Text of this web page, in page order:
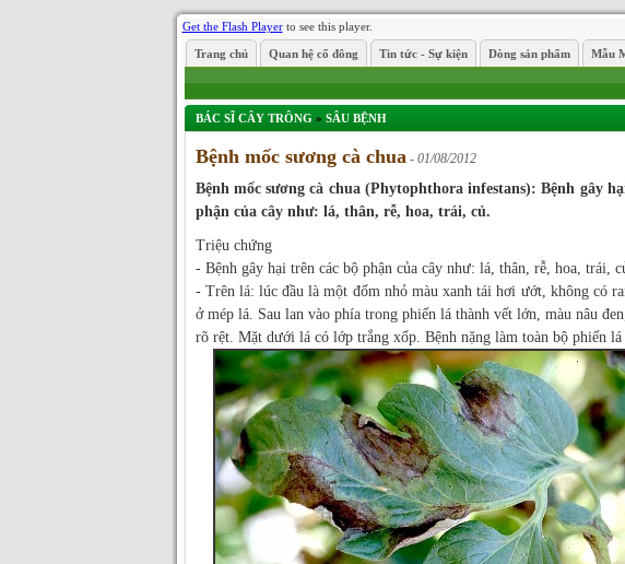
Get the Flash Playerto see this player.
Trang chủ Quan hệ cổ đông Tin tức - Sự kiện Dòng sản phẩm Mẫu
BÁC SĨ CÂY TRÔNG » SÂU BỆNH
Bệnh mốc sương cà chua- 01/08/2012
Bệnh mốc sương cà chua (Phytophthora infestans):Bệnh gây
phận của cây như: lá, thân, rễ, hoa, trái, củ.
Triệu chứng
- Bệnh gây hại trên các bộ phận của cây như: lá, thân, rễ, hoa, trái,
- Trên lá: lúc đầu là một đốm nhỏ màu xanh tái hơi ướt, không có
ở mép lá. Sau lan vào phía trong phiến lá thành vết lớn, màu nâu
rõ rệt. Mặt dưới lá có lớp trắng xốp. Bệnh nặng làm toàn bộ phiến